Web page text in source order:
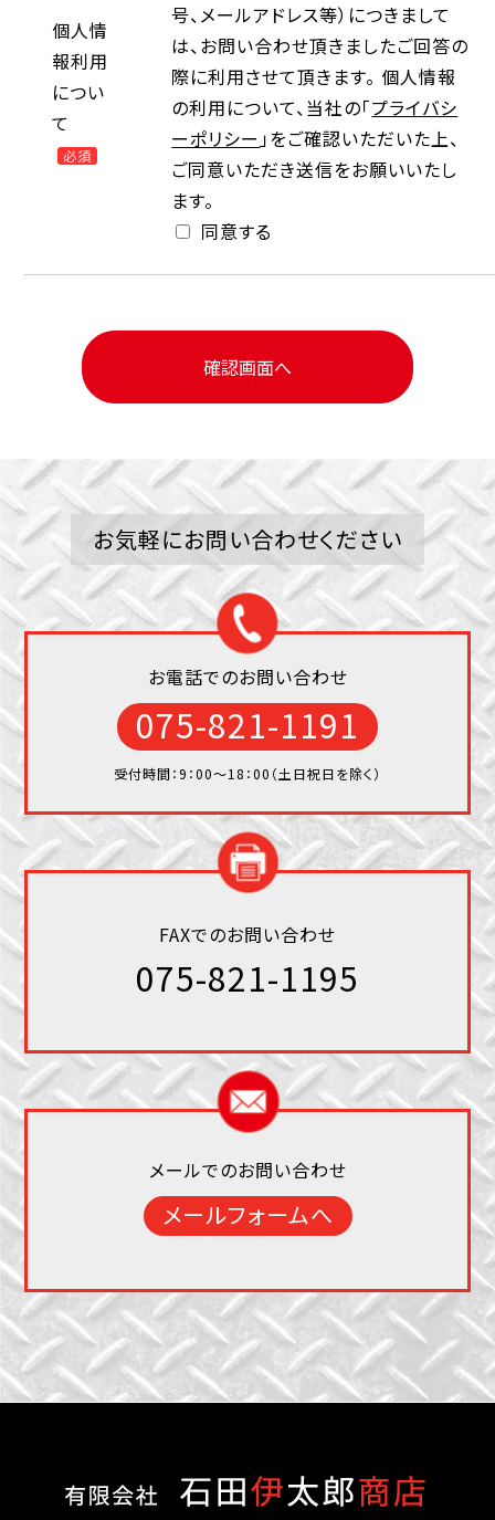
個人情
報利用
につい
て
必須
号、メールアドレス等）につきまして
は、お問い合わせ頂きましたご回答の
際に利用させて頂きます。 個人情報
の利用について、当社の「プライバシ
ーポリシー」をご確認いただいた上、
ご同意いただき送信をお願いいたし
ます。
同意する
お気軽にお問い合わせください
お電話でのお問い合わせ
075-821-1191
受付時間：9：00〜18：00（土日祝日を除く）
FAXでのお問い合わせ
075-821-1195
メールでのお問い合わせ
メールフォームへ